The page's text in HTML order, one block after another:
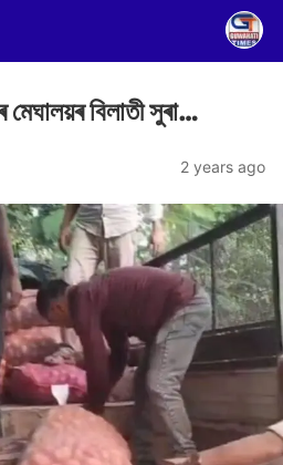
মেঘালয়ৰ বিলাতী সুৰা…
2 years ago